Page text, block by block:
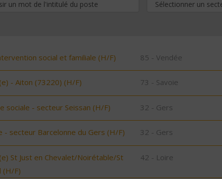
social et familiale (H/F) 85 - Vendée
- Aiton (73220) (H/F) 73 - Savoie
sociale - secteur Seissan (H/F) 32 - Gers
- secteur Barcelonne du Gers (H/F) 32 - Gers
St Just en Chevalet/Noirétable/St
(H/F)
42 - Loire